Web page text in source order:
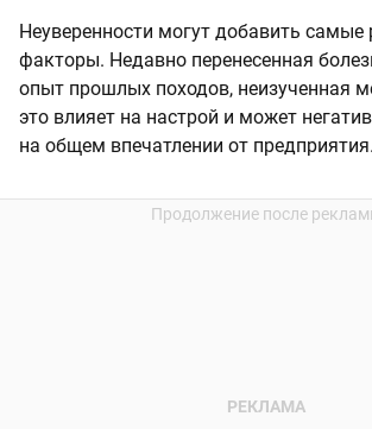
Неуверенности могут добавить самые
факторы. Недавно перенесенная
опыт прошлых походов, неизученная
это влияет на настрой и может
на общем впечатлении от предприятия.